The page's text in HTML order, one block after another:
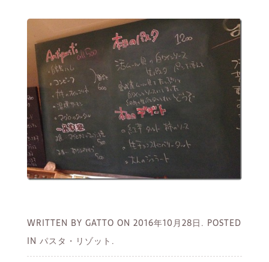
WRITTEN BY GATTO ON 2016年10月28日. POSTED
IN パスタ・リゾット.